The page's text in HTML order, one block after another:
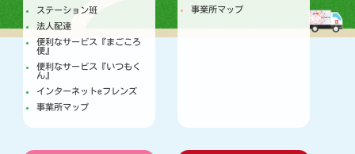
ステーション班
法人配達
便利なサービス『まごころ
便』
便利なサービス『いつもく
ん』
インターネットeフレンズ
事業所マップ
事業所マップ